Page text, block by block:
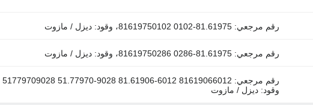
رقم مرجعي: 81.61975-0102 81619750102، وقود: ديزل / مازوت
رقم مرجعي: 81.61975-0286 81619750286، وقود: ديزل / مازوت
وقود: ديزل / مازوت